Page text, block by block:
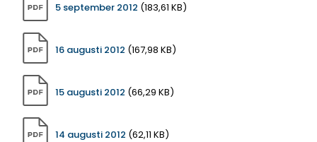
5 september 2012 (183,61 KB)
16 augusti 2012 (167,98 KB)
15 augusti 2012 (66,29 KB)
14 augusti 2012 (62,11 KB)